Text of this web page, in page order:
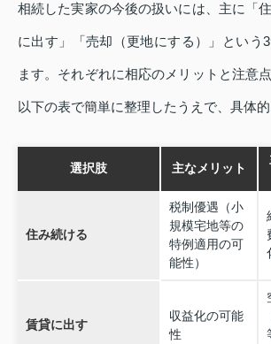
相続した実家の今後の扱いには、主に「
に出す」「売却（更地にする）」という
ます。それぞれに相応のメリットと注意
以下の表で簡単に整理したうえで、具体的
選択肢 主なメリット
住み続ける
税制優遇（小
規模宅地等の
特例適用の可
能性）
賃貸に出す
収益化の可能
性